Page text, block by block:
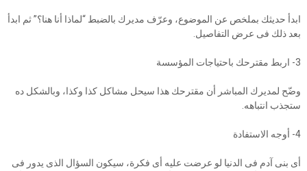
ابدأ حديثك بملخص عن الموضوع، وعرّف مديرك بالضبط “لماذا أنا هنا؟” ثم ابدأ
بعد ذلك فى عرض التفاصيل.
3- اربط مقترحك باحتياجات المؤسسة
وضّح لمديرك المباشر أن مقترحك هذا سيحل مشاكل كذا وكذا، وبالشكل ده
ستجذب انتباهه.
4- أوجه الاستفادة
أى بنى آدم فى الدنيا لو عرضت عليه أى فكرة، سيكون السؤال الذى يدور فى